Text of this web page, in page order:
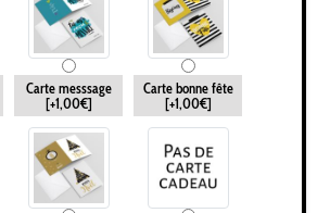
Carte messsage
[+1,00€]
Carte bonne fête
[+1,00€]